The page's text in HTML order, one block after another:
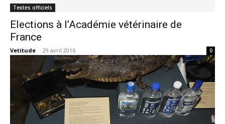
Textes officiels
Elections à l’Académie vétérinaire de
France
Vetitude - 29 avril 2016 0